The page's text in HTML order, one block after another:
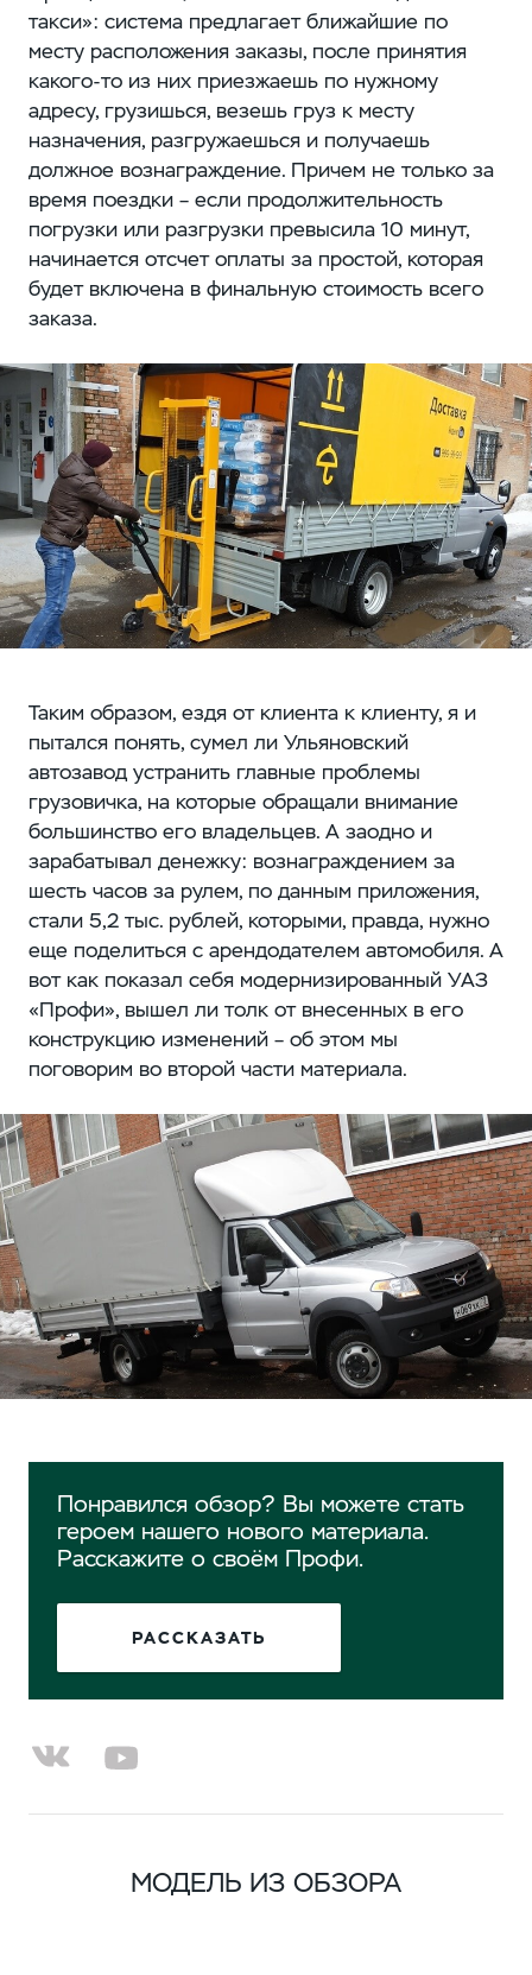
такси»: система предлагает ближайшие по
месту расположения заказы, после принятия
какого-то из них приезжаешь по нужному
адресу, грузишься, везешь груз к месту
назначения, разгружаешься и получаешь
должное вознаграждение. Причем не только за
время поездки – если продолжительность
погрузки или разгрузки превысила 10 минут,
начинается отсчет оплаты за простой, которая
будет включена в финальную стоимость всего
заказа.
Таким образом, ездя от клиента к клиенту, я и
пытался понять, сумел ли Ульяновский
автозавод устранить главные проблемы
грузовичка, на которые обращали внимание
большинство его владельцев. А заодно и
зарабатывал денежку: вознаграждением за
шесть часов за рулем, по данным приложения,
стали 5,2 тыс. рублей, которыми, правда, нужно
еще поделиться с арендодателем автомобиля. А
вот как показал себя модернизированный УАЗ
«Профи», вышел ли толк от внесенных в его
конструкцию изменений – об этом мы
поговорим во второй части материала.
Понравился обзор? Вы можете стать
героем нашего нового материала.
Расскажите о своём Профи.
РАССКАЗАТЬ
МОДЕЛЬ ИЗ ОБЗОРА